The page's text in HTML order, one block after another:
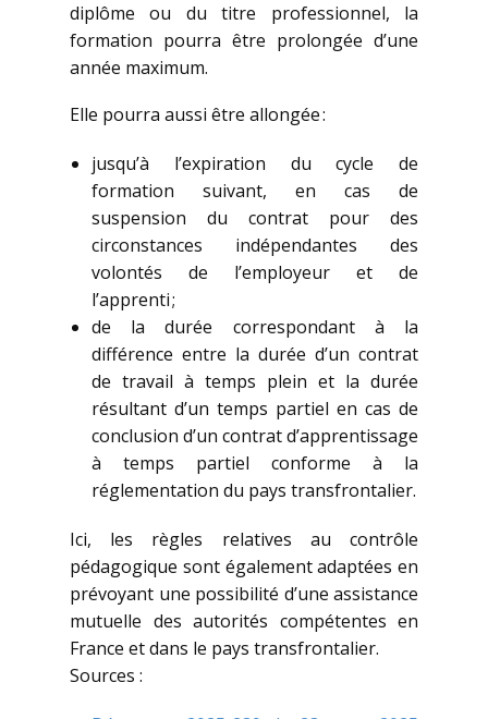
diplôme ou du titre professionnel, la
formation pourra être prolongée d’une
année maximum.
Elle pourra aussi être allongée :
jusqu’à l’expiration du cycle de
formation suivant, en cas de
suspension du contrat pour des
circonstances indépendantes des
volontés de l’employeur et de
l’apprenti ;
de la durée correspondant à la
différence entre la durée d’un contrat
de travail à temps plein et la durée
résultant d’un temps partiel en cas de
conclusion d’un contrat d’apprentissage
à temps partiel conforme à la
réglementation du pays transfrontalier.
Ici, les règles relatives au contrôle
pédagogique sont également adaptées en
prévoyant une possibilité d’une assistance
mutuelle des autorités compétentes en
France et dans le pays transfrontalier.
Sources :